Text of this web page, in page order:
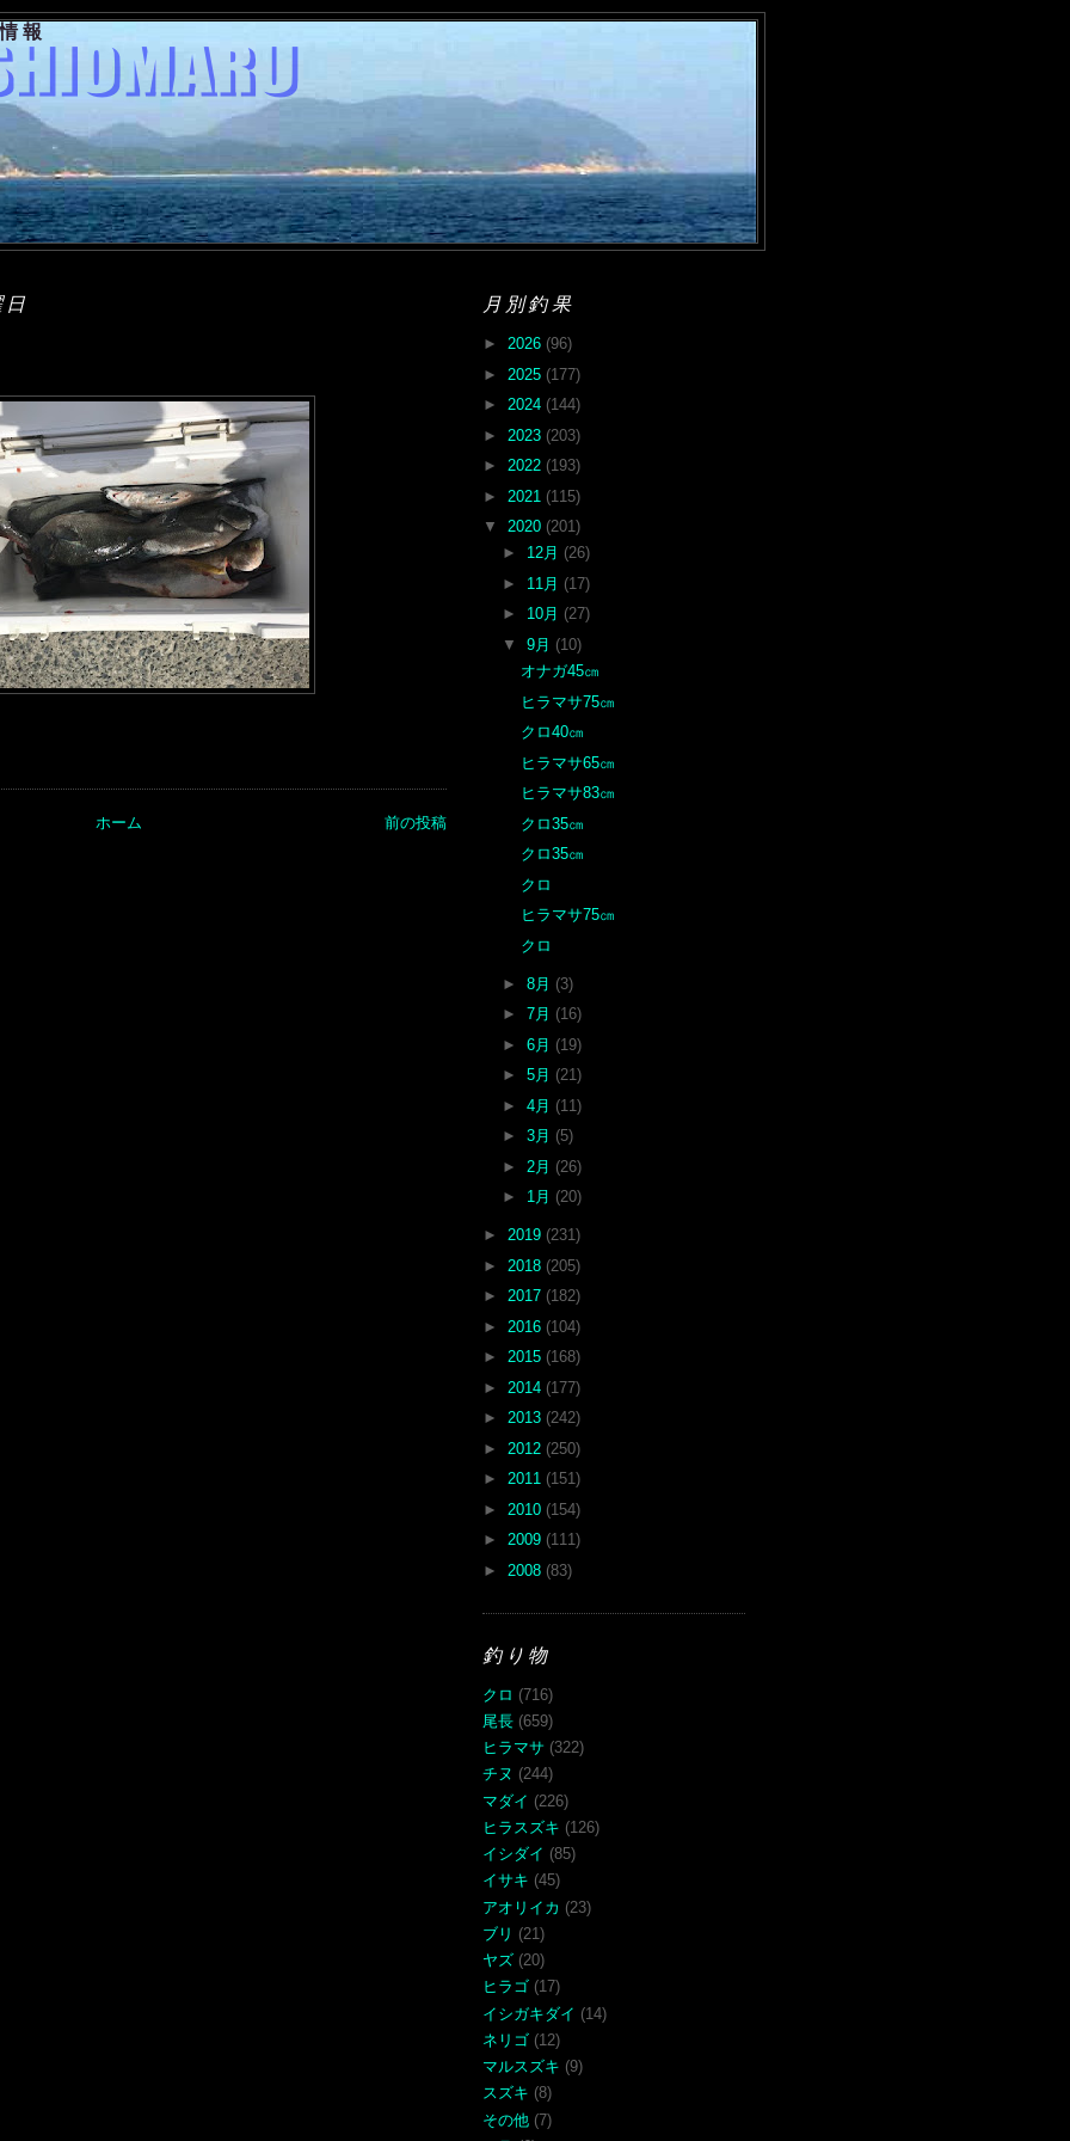
報
前の投稿
ホーム
月別釣果
► 2026 (96)
► 2025 (177)
► 2024 (144)
► 2023 (203)
► 2022 (193)
► 2021 (115)
▼ 2020 (201)
► 12月 (26)
► 11月 (17)
► 10月 (27)
▼ 9月 (10)
オナガ45㎝
ヒラマサ75㎝
クロ40㎝
ヒラマサ65㎝
ヒラマサ83㎝
クロ35㎝
クロ35㎝
クロ
ヒラマサ75㎝
クロ
► 8月 (3)
► 7月 (16)
► 6月 (19)
► 5月 (21)
► 4月 (11)
► 3月 (5)
► 2月 (26)
► 1月 (20)
► 2019 (231)
► 2018 (205)
► 2017 (182)
► 2016 (104)
► 2015 (168)
► 2014 (177)
► 2013 (242)
► 2012 (250)
► 2011 (151)
► 2010 (154)
► 2009 (111)
► 2008 (83)
釣り物
クロ (716)
尾長 (659)
ヒラマサ (322)
チヌ (244)
マダイ (226)
ヒラスズキ (126)
イシダイ (85)
イサキ (45)
アオリイカ (23)
ブリ (21)
ヤズ (20)
ヒラゴ (17)
イシガキダイ (14)
ネリゴ (12)
マルスズキ (9)
スズキ (8)
その他 (7)